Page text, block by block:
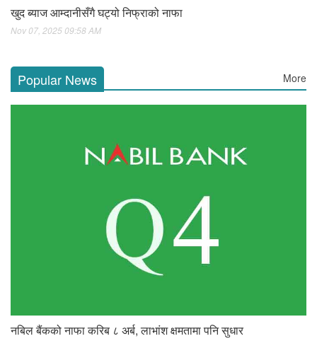
खुद ब्याज आम्दानीसँगै घट्यो निफ्राको नाफा
Nov 07, 2025 09:58 AM
Popular News More
नबिल बैंकको नाफा करिब ८ अर्ब, लाभांश क्षमतामा पनि सुधार